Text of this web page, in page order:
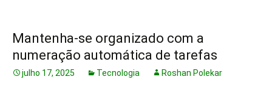
Mantenha-se organizado com a
numeração automática de tarefas
julho 17, 2025 Tecnologia Roshan Polekar